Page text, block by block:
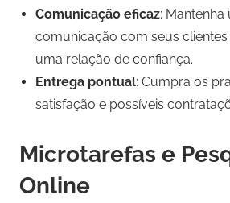
Comunicação eficaz: Mantenha
comunicação com seus
uma relação de confiança.
Entrega pontual: Cumpra os
satisfação e possíveis
Microtarefas e
Online